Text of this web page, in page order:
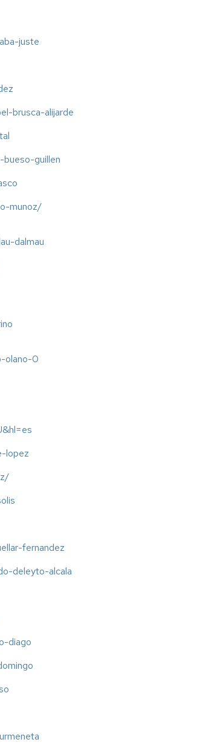
juste
brusca-alijarde
guillen
munoz/
dalmau
olano-0
lopez
fernandez
deleyto-alcala
diago